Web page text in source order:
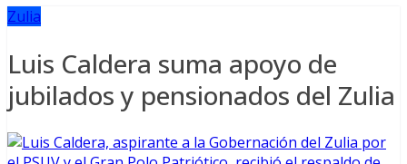
Zulia
Luis Caldera suma apoyo de
jubilados y pensionados del Zulia